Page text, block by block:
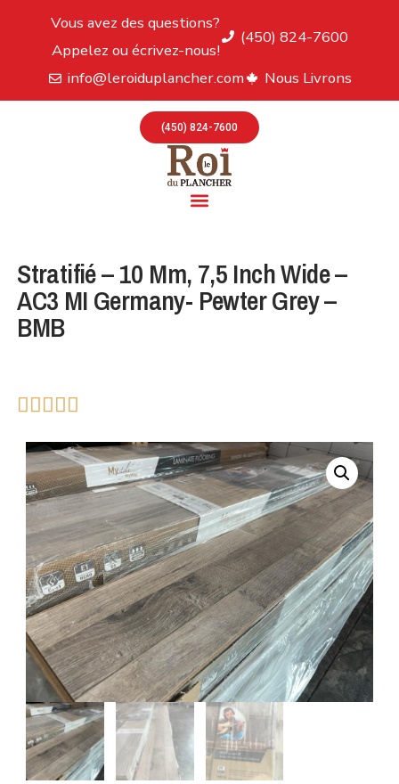
Vous avez des questions?
Appelez ou écrivez-nous!
(450) 824-7600
info@leroiduplancher.com Nous Livrons
(450) 824-7600
Stratifié – 10 Mm, 7,5 Inch Wide –
AC3 MI Germany- Pewter Grey –
BMB
